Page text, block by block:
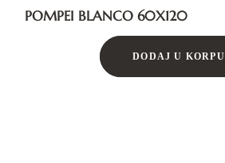
POMPEI BLANCO 60X120
DODAJ U KORPU